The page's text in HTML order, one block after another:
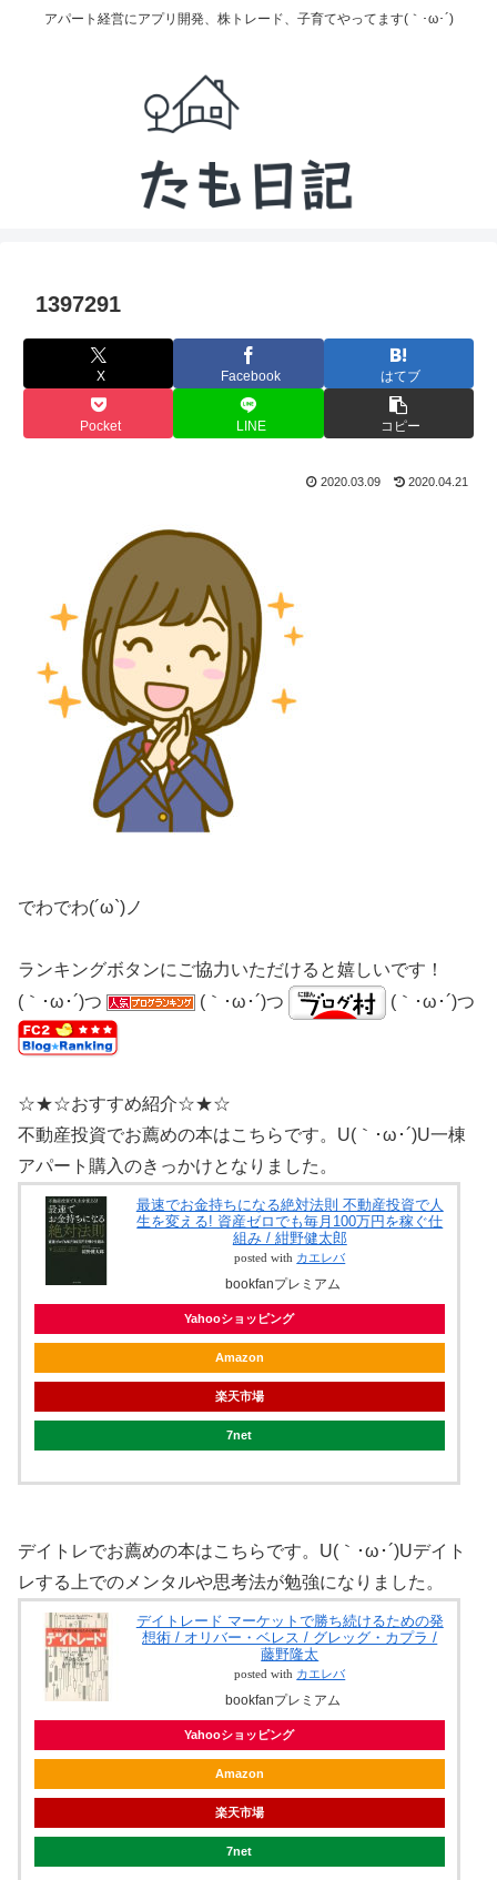
アパート経営にアプリ開発、株トレード、子育てやってます(｀･ω･´)
1397291
X Facebook はてブ
Pocket LINE コピー
2020.03.09 2020.04.21
でわでわ(´ω`)ノ
ランキングボタンにご協力いただけると嬉しいです！
(｀･ω･´)つ
(｀･ω･´)つ (｀･ω･´)つ
☆★☆おすすめ紹介☆★☆
不動産投資でお薦めの本はこちらです。U(｀･ω･´)U一棟
アパート購入のきっかけとなりました。
最速でお金持ちになる絶対法則 不動産投資で人
生を変える! 資産ゼロでも毎月100万円を稼ぐ仕
組み / 紺野健太郎
posted with カエレバ
bookfanプレミアム
Yahooショッピング
Amazon
楽天市場
7net
デイトレでお薦めの本はこちらです。U(｀･ω･´)Uデイト
レする上でのメンタルや思考法が勉強になりました。
デイトレード マーケットで勝ち続けるための発
想術 / オリバー・ベレス / グレッグ・カプラ /
藤野隆太
posted with カエレバ
bookfanプレミアム
Yahooショッピング
Amazon
楽天市場
7net